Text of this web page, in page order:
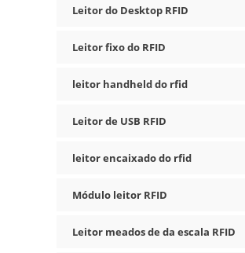
Leitor do Desktop RFID
Leitor fixo do RFID
leitor handheld do rfid
Leitor de USB RFID
leitor encaixado do rfid
Módulo leitor RFID
Leitor meados de da escala RFID